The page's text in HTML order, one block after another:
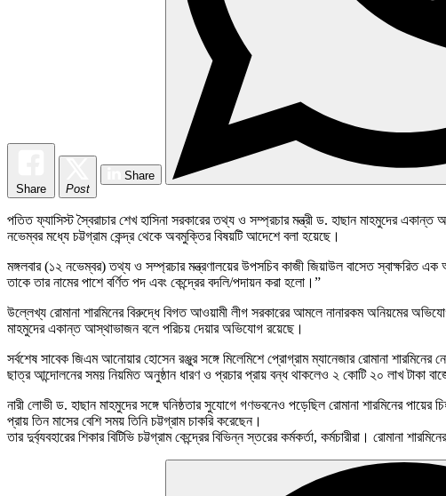
Share Post
Share
পতিত ফ্যাসিস্ট স্বৈরাচার শেখ হাসিনা সরকারের তথ্য ও সম্প্রচার মন্ত্রী ড. হাছান মাহমুদের
নভেম্বর মধ্যে চট্টগ্রাম কেন্দ্র থেকে অবমুক্তির বিষয়টি আদেশে বলা হয়েছে।
মঙ্গলবার (১২ নভেম্বর) তথ্য ও সম্প্রচার মন্ত্রণালয়ের উপসচিব কাজী জিয়াউল বাসেত স্বাক্ষরিত এক
তাকে তার নামের পাশে বর্ণিত পদ এবং কেন্দ্রের বদলি/পদায়ন করা হলো।”
উল্লেখ্য রোমানা শারমিনের বিরুদ্ধে বিগত আওয়ামী লীগ সরকারের আমলে নানারকম অনিয়মের
মাহমুদের একান্ত আস্থাভাজন বলে পরিচয় দেয়ার অভিযোগ রয়েছে।
সর্বশেষ সাবেক জিএম আনোয়ার হোসেন রঞ্জুর সঙ্গে মিলেমিশে প্রোগ্রাম ম্যানেজার রোমানা
ছাত্র আন্দোলনের সময় নিয়মিত অনুষ্ঠান ধারণ ও প্রচার প্রায় বন্ধ থাকলেও ২ কোটি ২০ লাখ টাকা
নারী লোভী ড. হাছান মাহমুদের সঙ্গে ঘনিষ্ঠতার সুযোগে গণভবনেও পড়েছিল রোমানা শারমিনের
প্রায় তিন মাসের বেশি সময় তিনি চট্টগ্রাম চাকরি করেছেন।
তার দুর্ব্যবহারের শিকার বিটিভি চট্টগ্রাম কেন্দ্রের বিভিন্ন স্তরের কর্মকর্তা, কর্মচারীরা। রোমানা